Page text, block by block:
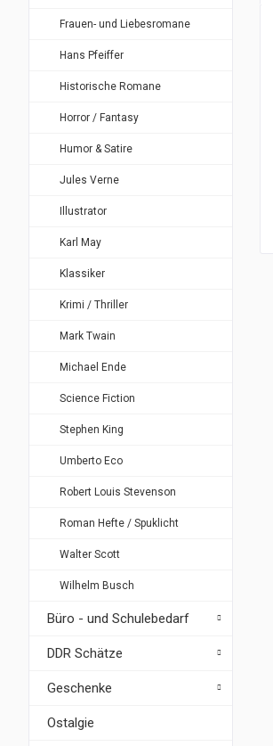
Frauen- und Liebesromane
Hans Pfeiffer
Historische Romane
Horror / Fantasy
Humor & Satire
Jules Verne
Illustrator
Karl May
Klassiker
Krimi / Thriller
Mark Twain
Michael Ende
Science Fiction
Stephen King
Umberto Eco
Robert Louis Stevenson
Roman Hefte / Spuklicht
Walter Scott
Wilhelm Busch
Büro - und Schulebedarf
DDR Schätze
Geschenke
Ostalgie